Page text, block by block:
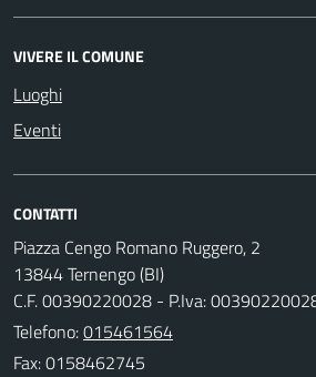
VIVERE IL COMUNE
Luoghi
Eventi
CONTATTI
Piazza Cengo Romano Ruggero, 2
13844 Ternengo (BI)
C.F. 00390220028 - P.Iva:
Telefono:015461564
Fax: 0158462745